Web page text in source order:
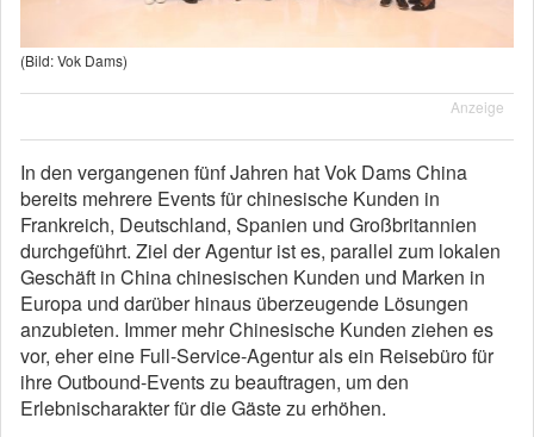
(Bild: Vok Dams)
Anzeige
In den vergangenen fünf Jahren hat Vok Dams China
bereits mehrere Events für chinesische Kunden in
Frankreich, Deutschland, Spanien und Großbritannien
durchgeführt. Ziel der Agentur ist es, parallel zum lokalen
Geschäft in China chinesischen Kunden und Marken in
Europa und darüber hinaus überzeugende Lösungen
anzubieten. Immer mehr Chinesische Kunden ziehen es
vor, eher eine Full-Service-Agentur als ein Reisebüro für
ihre Outbound-Events zu beauftragen, um den
Erlebnischarakter für die Gäste zu erhöhen.